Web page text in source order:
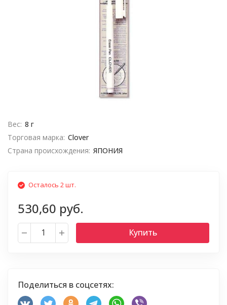
Вес: 8 г
Торговая марка: Clover
Страна происхождения: ЯПОНИЯ
Осталось 2 шт.
530,60 руб.
Купить
Поделиться в соцсетях: